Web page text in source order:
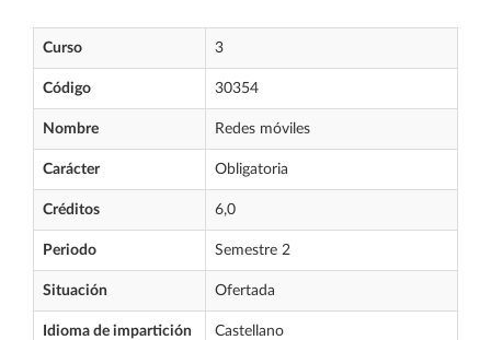
Curso 3
Código 30354
Nombre Redes móviles
Carácter Obligatoria
Créditos 6,0
Periodo Semestre 2
Situación Ofertada
Idioma de impartición Castellano